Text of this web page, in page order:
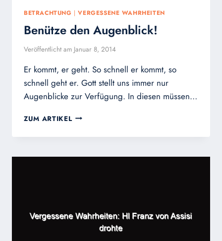
BETRACHTUNG |VERGESSENE WAHRHEITEN
Benütze den Augenblick!
Veröffentlicht am Januar 8, 2014
Er kommt, er geht. So schnell er kommt, so
schnell geht er. Gott stellt uns immer nur
Augenblicke zur Verfügung. In diesen müssen…
ZUM ARTIKEL BENÜTZE
AUGENBLICK!